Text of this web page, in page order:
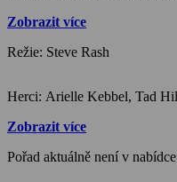
Zobrazit více
Režie: Steve Rash
Zobrazit více
Pořad aktuálně není v nabídce